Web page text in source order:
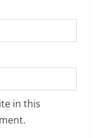
in this